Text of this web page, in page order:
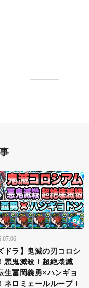
ドラ】鬼滅の刃コロシ
悪鬼滅殺！超絶壊滅
生冨岡義勇×ハンギョ
ネロミェールループ！